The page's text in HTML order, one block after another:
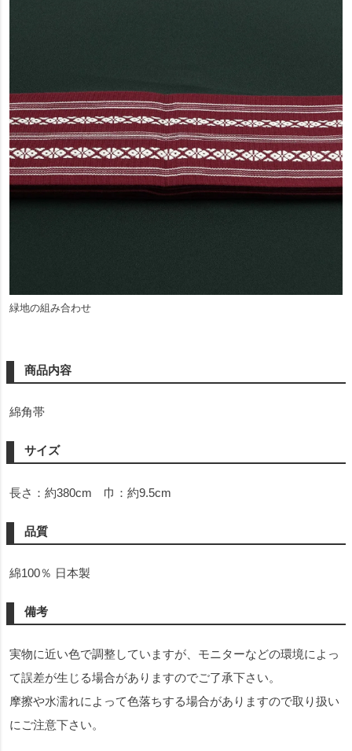
緑地の組み合わせ
商品内容
綿角帯
サイズ
長さ：約380cm 巾：約9.5cm
品質
綿100％ 日本製
備考
実物に近い色で調整していますが、モニターなどの環境によっ
て誤差が生じる場合がありますのでご了承下さい。
摩擦や水濡れによって色落ちする場合がありますので取り扱い
にご注意下さい。